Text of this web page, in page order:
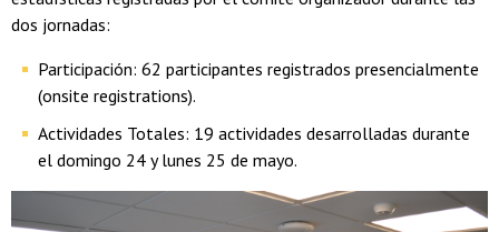
dos jornadas:
Participación: 62 participantes registrados presencialmente
(onsite registrations).
Actividades Totales: 19 actividades desarrolladas durante
el domingo 24 y lunes 25 de mayo.